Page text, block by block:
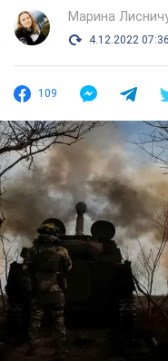
Марина
4.12.2022 07:36
109